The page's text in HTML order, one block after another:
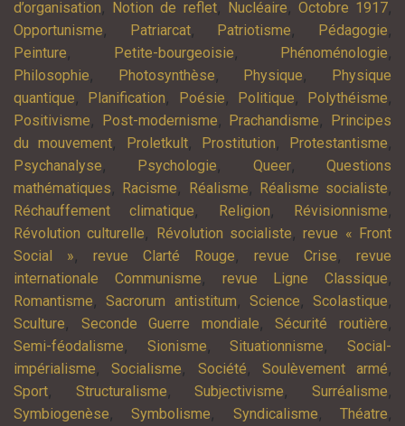
d’organisation, Notion de reflet, Nucléaire, Octobre 1917,
Opportunisme, Patriarcat, Patriotisme, Pédagogie,
Peinture, Petite-bourgeoisie, Phénoménologie,
Philosophie, Photosynthèse, Physique,
Physique
quantique, Planification, Poésie, Politique, Polythéisme,
Positivisme, Post-modernisme, Prachandisme,
Principes
du mouvement, Proletkult, Prostitution, Protestantisme,
Psychanalyse, Psychologie, Queer,Questions
mathématiques, Racisme, Réalisme, Réalisme socialiste,
Réchauffement climatique, Religion, Révisionnisme,
Révolution culturelle, Révolution socialiste,revue « Front
Social », revue Clarté Rouge, revue Crise, revue
internationale Communisme, revue Ligne Classique,
Romantisme,Sacrorum antistitum, Science, Scolastique,
Sculture, Seconde Guerre mondiale,Sécurité routière,
Semi-féodalisme, Sionisme,Situationnisme,Social-
impérialisme,Socialisme, Société, Soulèvement armé,
Sport, Structuralisme,Subjectivisme,Surréalisme,
Symbiogenèse,Symbolisme, Syndicalisme,Théatre,